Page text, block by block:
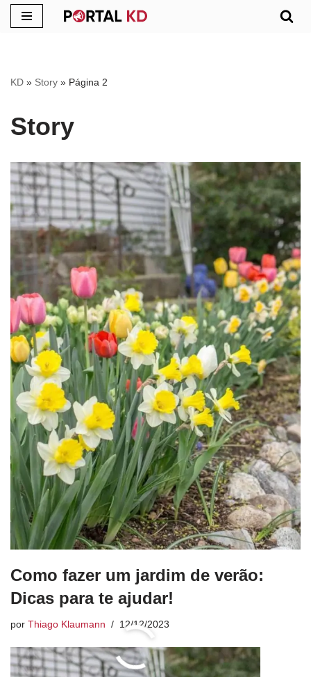
conteúdo
KD » Story » Página 2
Story
Como fazer um jardim de verão:
Dicas para te ajudar!
por Thiago Klaumann 12/12/2023